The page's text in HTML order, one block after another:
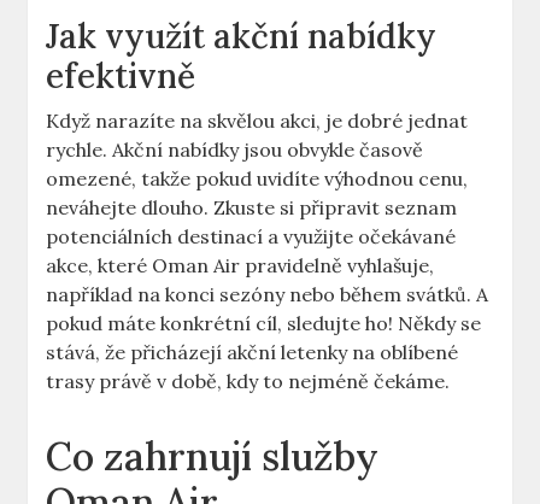
Jak využít akční nabídky
efektivně
Když narazíte na skvělou akci, je dobré jednat
rychle. Akční nabídky jsou obvykle časově
omezené, takže pokud uvidíte výhodnou cenu,
neváhejte dlouho. Zkuste si připravit seznam
potenciálních destinací a využijte očekávané
akce, které Oman Air pravidelně vyhlašuje,
například na konci sezóny nebo během svátků. A
pokud máte konkrétní cíl, sledujte ho! Někdy se
stává, že přicházejí akční letenky na oblíbené
trasy právě v době, kdy to nejméně čekáme.
Co zahrnují služby